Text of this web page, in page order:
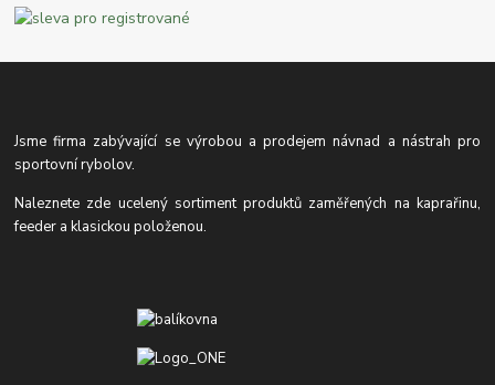
Jsme firma zabývající se výrobou a prodejem návnad a nástrah pro
sportovní rybolov.
Naleznete zde ucelený sortiment produktů zaměřených na kaprařinu,
feeder a klasickou položenou.